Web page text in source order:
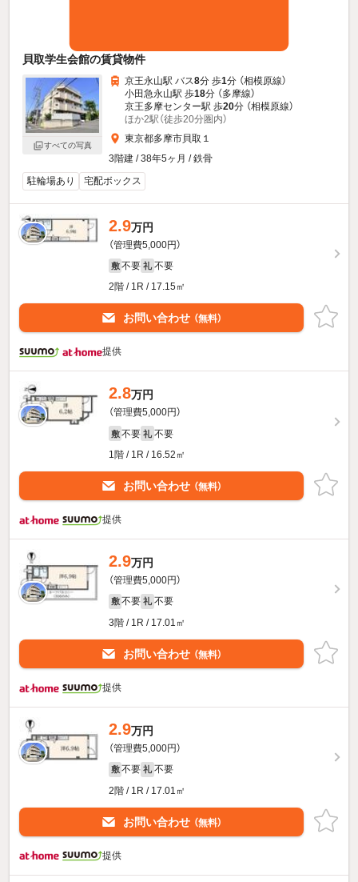
貝取学生会館の賃貸物件
すべての写真
京王永山駅 バス8分 歩1分 （相模原線）
小田急永山駅 歩18分 （多摩線）
京王多摩センター駅 歩20分 （相模原線）
ほか2駅（徒歩20分圏内）
東京都多摩市貝取１
3階建 / 38年5ヶ月 / 鉄骨
駐輪場あり
宅配ボックス
2.9万円
（管理費5,000円）
敷 不要 礼 不要
2階 / 1R / 17.15㎡
お問い合わせ （無料）
提供
2.8万円
（管理費5,000円）
敷 不要 礼 不要
1階 / 1R / 16.52㎡
お問い合わせ （無料）
提供
2.9万円
（管理費5,000円）
敷 不要 礼 不要
3階 / 1R / 17.01㎡
お問い合わせ （無料）
提供
2.9万円
（管理費5,000円）
敷 不要 礼 不要
2階 / 1R / 17.01㎡
お問い合わせ （無料）
提供